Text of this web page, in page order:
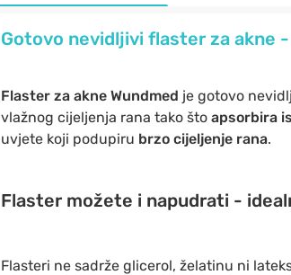
Gotovo nevidljivi flaster za akne
Flaster za akne Wundmed je gotovo
vlažnog cijeljenja rana tako što apsorbira
uvjete koji podupiru brzo cijeljenje rana.
Flaster možete i napudrati -
Flasteri ne sadrže glicerol, želatinu ni